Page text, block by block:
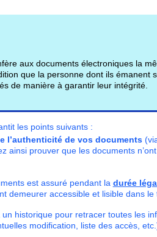
aux documents électroniques la
que la personne dont ils émanent
de manière à garantir leur intégrité.
les points suivants :
l’authenticité de vos documents
ainsi prouver que les documents
est assuré pendant la durée
demeurer accessible et lisible dans le
historique pour retracer toutes les
modification, liste des accès,